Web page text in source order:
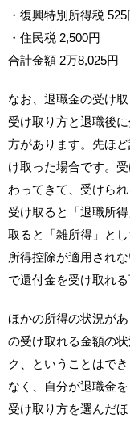
・復興特別所得税 525
・住民税 2,500円
合計金額 2万8,025円
なお、退職金の受け
受け取り方と退職後
方があります。先ほ
け取った場合です。
わってきて、受けら
受け取ると「退職所
取ると「雑所得」と
所得控除が適用され
で還付金を受け取れる
ほかの所得の状況が
の受け取れる金額の
ク、ということはで
なく、自分が退職金
受け取り方を選んだほ